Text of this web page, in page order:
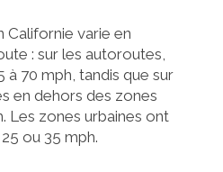
Californie varie en
: sur les autoroutes,
70 mph, tandis que sur
en dehors des zones
Les zones urbaines ont
ou 35 mph.